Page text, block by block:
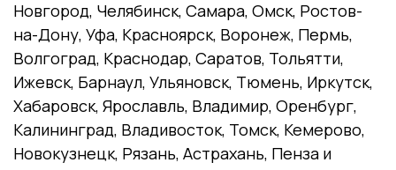
Новгород, Челябинск, Самара, Омск, Ростов-
на-Дону, Уфа, Красноярск, Воронеж, Пермь,
Волгоград, Краснодар, Саратов, Тольятти,
Ижевск, Барнаул, Ульяновск, Тюмень, Иркутск,
Хабаровск, Ярославль, Владимир, Оренбург,
Калининград, Владивосток, Томск, Кемерово,
Новокузнецк, Рязань, Астрахань, Пенза и